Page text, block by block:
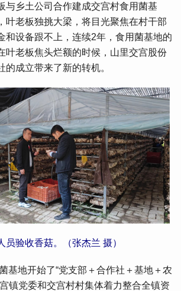
与乡土公司合作建成交宫村食用菌基
叶老板独挑大梁，将目光聚焦在村干部
和设备跟不上，连续2年，食用菌基地的
叶老板焦头烂额的时候，山里交宫股份
的成立带来了新的转机。
员验收香菇。（张杰兰 摄）
地开始了“党支部＋合作社＋基地＋农
镇党委和交宫村村集体着力整合全镇资